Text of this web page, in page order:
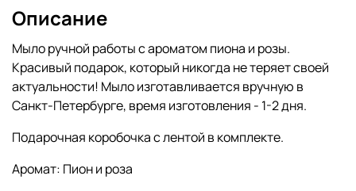
Описание
Мыло ручной работы с ароматом пиона и розы.
Красивый подарок, который никогда не теряет своей
актуальности! Мыло изготавливается вручную в
Санкт-Петербурге, время изготовления - 1-2 дня.
Подарочная коробочка с лентой в комплекте.
Аромат: Пион и роза